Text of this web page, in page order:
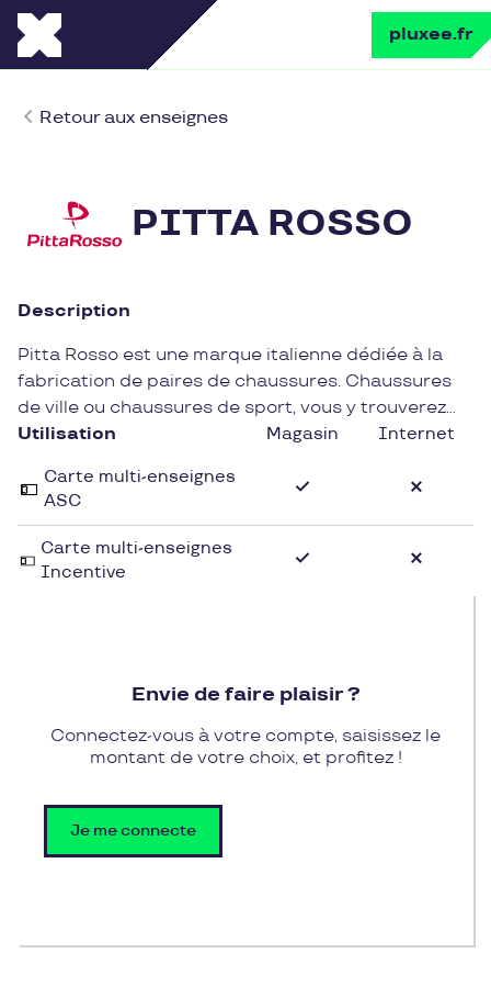
pluxee.fr
Retour aux enseignes
PITTA ROSSO
Description
Pitta Rosso est une marque italienne dédiée à la
fabrication de paires de chaussures. Chaussures
de ville ou chaussures de sport, vous y trouverez
tout ce qu’il vous faut. N’hésitez plus à utiliser vos
Utilisation Magasin Internet
Carte multi-enseignes
ASC
Carte multi-enseignes
Incentive
Envie de faire plaisir ?
Connectez-vous à votre compte, saisissez le
montant de votre choix, et profitez !
Je me connecte